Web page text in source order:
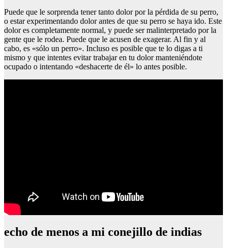
Puede que le sorprenda tener tanto dolor por la pérdida de su perro,
o estar experimentando dolor antes de que su perro se haya ido. Este
dolor es completamente normal, y puede ser malinterpretado por la
gente que le rodea. Puede que le acusen de exagerar. Al fin y al
cabo, es «sólo un perro». Incluso es posible que te lo digas a ti
mismo y que intentes evitar trabajar en tu dolor manteniéndote
ocupado o intentando «deshacerte de él» lo antes posible.
echo de menos a mi conejillo de indias